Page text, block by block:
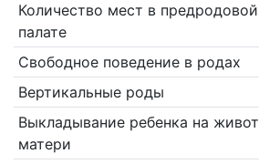
Количество мест в предродовой
палате
Свободное поведение в родах
Вертикальные роды
Выкладывание ребенка на живот
матери